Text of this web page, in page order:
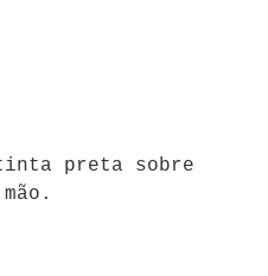
preta sobre